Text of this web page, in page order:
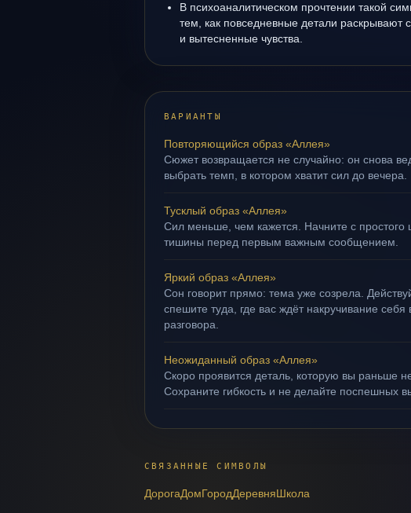
В психоаналитическом прочтении такой
тем, как повседневные детали раскрывают
и вытесненные чувства.
ВАРИАНТЫ
Повторяющийся образ «Аллея»
Сюжет возвращается не случайно: он снова
выбрать темп, в котором хватит сил до вечера.
Тусклый образ «Аллея»
Сил меньше, чем кажется. Начните с простого
тишины перед первым важным сообщением.
Яркий образ «Аллея»
Сон говорит прямо: тема уже созрела.
спешите туда, где вас ждёт накручивание себя
разговора.
Неожиданный образ «Аллея»
Скоро проявится деталь, которую вы раньше
Сохраните гибкость и не делайте поспешных
СВЯЗАННЫЕ СИМВОЛЫ
ДорогаДомГородДеревняШкола